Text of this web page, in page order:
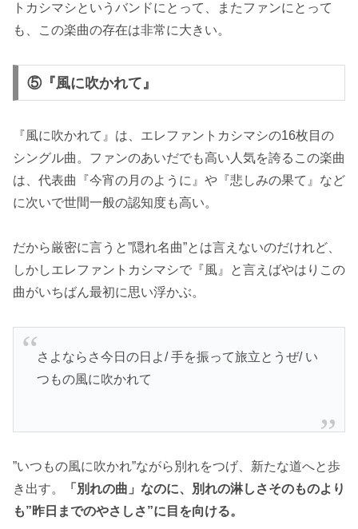
トカシマシというバンドにとって、またファンにとって
も、この楽曲の存在は非常に大きい。
⑤『風に吹かれて』
『風に吹かれて』は、エレファントカシマシの16枚目の
シングル曲。ファンのあいだでも高い人気を誇るこの楽曲
は、代表曲『今宵の月のように』や『悲しみの果て』など
に次いで世間一般の認知度も高い。
だから厳密に言うと”隠れ名曲”とは言えないのだけれど、
しかしエレファントカシマシで『風』と言えばやはりこの
曲がいちばん最初に思い浮かぶ。
さよならさ今日の日よ/ 手を振って旅立とうぜ/ い
つもの風に吹かれて
”いつもの風に吹かれ”ながら別れをつげ、新たな道へと歩
き出す。
「別れの曲」なのに、別れの淋しさそのものより
も”昨日までのやさしさ”に目を向ける。